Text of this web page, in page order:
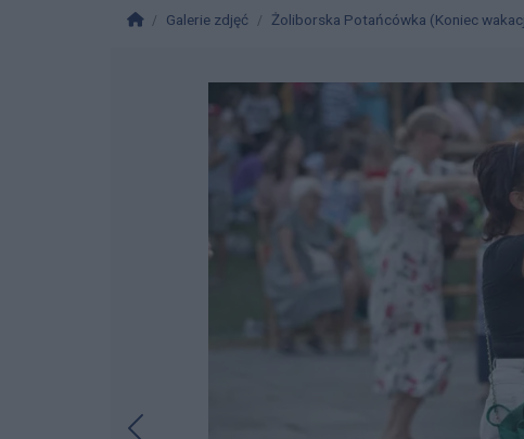
Strona główna
Galerie zdjęć Żoliborska Potańcówka (Koniec